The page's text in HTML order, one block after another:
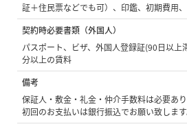
証＋住民票などでも可）、印鑑、初期費用
契約時必要書類（外国人）
パスポート、ビザ、外国人登録証(90日以上
分以上の賃料
備考
保証人・敷金・礼金・仲介手数料は必要あり
初回のお支払いは銀行振込でお願い致します